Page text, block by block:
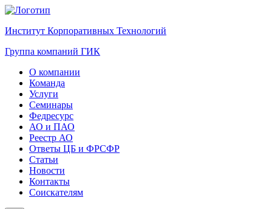
Институт Корпоративных Технологий
Группа компаний ГИК
О компании
Команда
Услуги
Семинары
Федресурс
АО и ПАО
Реестр АО
Ответы ЦБ и ФРСФР
Статьи
Новости
Контакты
Соискателям